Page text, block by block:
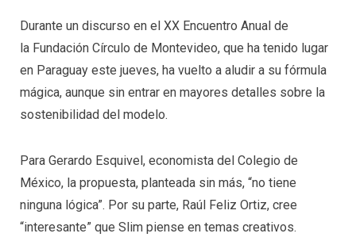
Durante un discurso en el XX Encuentro Anual de
la Fundación Círculo de Montevideo, que ha tenido lugar
en Paraguay este jueves, ha vuelto a aludir a su fórmula
mágica, aunque sin entrar en mayores detalles sobre la
sostenibilidad del modelo.
Para Gerardo Esquivel, economista del Colegio de
México, la propuesta, planteada sin más, “no tiene
ninguna lógica”. Por su parte, Raúl Feliz Ortiz, cree
“interesante” que Slim piense en temas creativos.